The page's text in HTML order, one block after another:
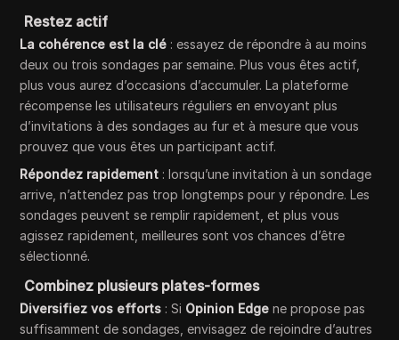
Restez actif
La cohérence est la clé : essayez de répondre à au moins
deux ou trois sondages par semaine. Plus vous êtes actif,
plus vous aurez d’occasions d’accumuler. La plateforme
récompense les utilisateurs réguliers en envoyant plus
d’invitations à des sondages au fur et à mesure que vous
prouvez que vous êtes un participant actif.
Répondez rapidement : lorsqu’une invitation à un sondage
arrive, n’attendez pas trop longtemps pour y répondre. Les
sondages peuvent se remplir rapidement, et plus vous
agissez rapidement, meilleures sont vos chances d’être
sélectionné.
Combinez plusieurs plates-formes
Diversifiez vos efforts : Si Opinion Edge ne propose pas
suffisamment de sondages, envisagez de rejoindre d’autres